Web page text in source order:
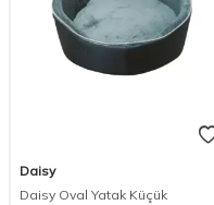
Daisy
Daisy Oval Yatak Küçük